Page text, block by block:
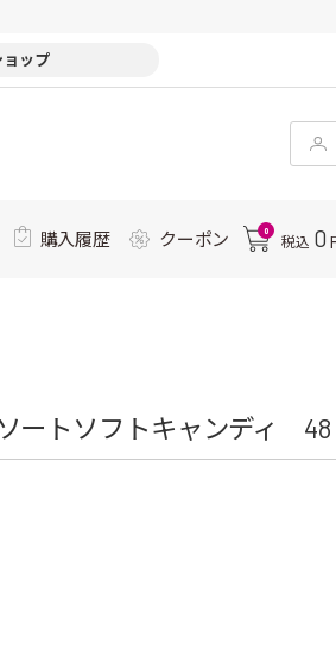
ョップ
購入履歴 クーポン 0
税込 0
ートソフトキャンディ 48